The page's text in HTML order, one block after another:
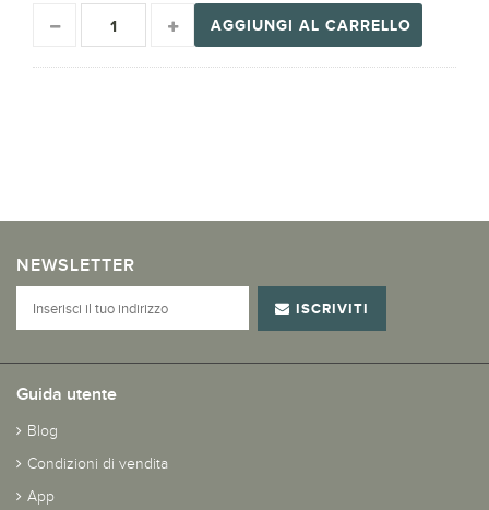
AGGIUNGI AL CARRELLO
NEWSLETTER
ISCRIVITI
Guida utente
Blog
Condizioni di vendita
App